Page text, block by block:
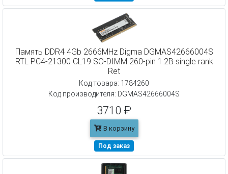
Память DDR4 4Gb 2666MHz Digma DGMAS42666004S
RTL PC4-21300 CL19 SO-DIMM 260-pin 1.2В single rank
Ret
Код товара: 1784260
Код производителя: DGMAS42666004S
3710 ₽
В корзину
Под заказ